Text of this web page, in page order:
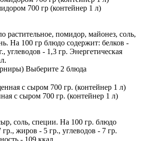
700 гр (контейнер 1 л)
растительное, помидор, майонез, соль,
На 100 гр блюдо содержит: белков -
углеводов - 1,3 гр. Энергетическая
Выберите 2 блюда
с сыром 700 гр. (контейнер 1 л)
соль, специи. На 100 гр. блюдо
жиров - 5 гр., углеводов - 7 гр.
- 109 ккал